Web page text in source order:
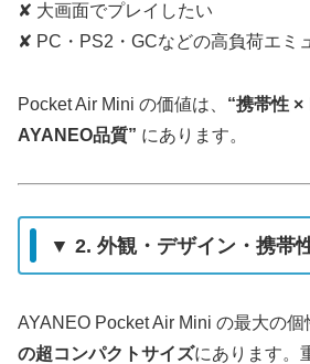
✘ 大画面でプレイしたい
✘ PC・PS2・GCなどの高負荷エミ
Pocket Air Mini の価値は、 “携帯性 ×
AYANEO品質” にあります。
▼ 2. 外観・デザイン・携帯
AYANEO Pocket Air Mini の最大の個
の超コンパクトサイズにあります。